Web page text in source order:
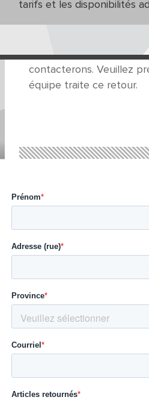
tarifs et les disponibilités
Veuillez remplir le
que vous pouvez
contacterons. Veuillez
équipe traite ce retour.
Retours